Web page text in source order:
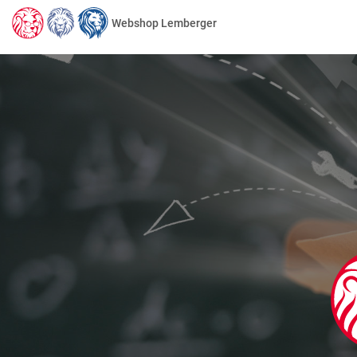
Webshop Lemberger